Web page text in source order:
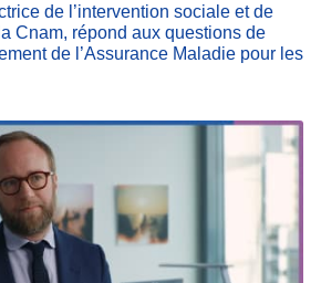
de l’intervention sociale et de
Cnam, répond aux questions de
de l’Assurance Maladie pour les